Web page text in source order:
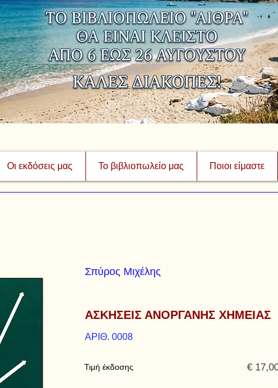
Οι εκδόσεις μας Το βιβλιοπωλείο μας Ποιοι είμαστε
Σπύρος Μιχέλης
ΑΣΚΗΣΕΙΣ ΑΝΟΡΓΑΝΗΣ ΧΗΜΕΙΑΣ
ΑΡΙΘ. 0008
Τιμή έκδοσης €